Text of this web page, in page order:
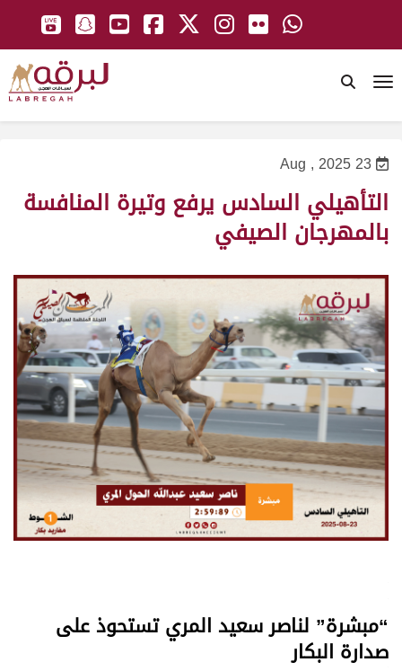
23 Aug , 2025
التأهيلي السادس يرفع وتيرة المنافسة
بالمهرجان الصيفي
“مبشرة” لناصر سعيد المري تستحوذ على
صدارة البكار